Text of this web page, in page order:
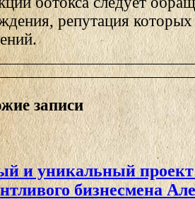
репутация
записи
и уникальный проект
бизнесмена